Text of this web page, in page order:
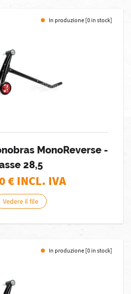
In produzione [0 in stock]
MonoReverse -
28,5
€ INCL. IVA
Vedere il file
In produzione [0 in stock]